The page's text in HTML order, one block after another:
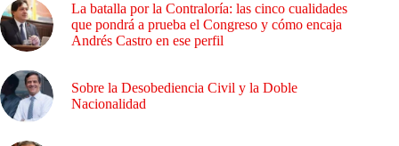
La batalla por la Contraloría: las cinco cualidades
que pondrá a prueba el Congreso y cómo encaja
Andrés Castro en ese perfil
Sobre la Desobediencia Civil y la Doble
Nacionalidad